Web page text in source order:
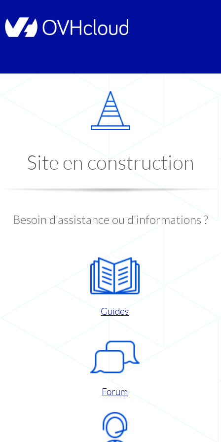
Site en construction
Besoin d'assistance ou d'informations ?
Guides
Forum